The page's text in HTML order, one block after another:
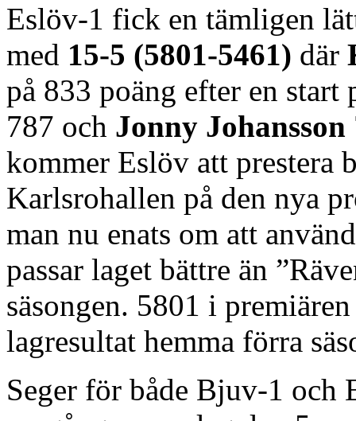
Eslöv-1 fick en tämligen
med 15-5 (5801-5461) där
på 833 poäng efter en
787 och Jonny Johansson
kommer Eslöv att prestera
Karlsrohallen på den nya
man nu enats om att
passar laget bättre än
säsongen. 5801 i
lagresultat hemma förra
Seger för både Bjuv-1 och